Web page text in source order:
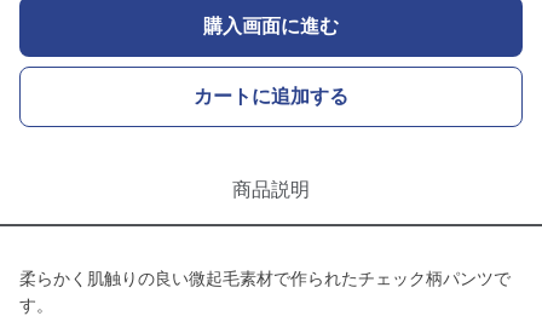
購入画面に進む
カートに追加する
商品説明
柔らかく肌触りの良い微起毛素材で作られたチェック柄パンツで
す。